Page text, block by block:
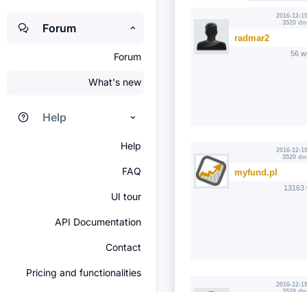
Forum
Forum
What's new
Help
Help
FAQ
UI tour
API Documentation
Contact
Pricing and functionalities
2016-12-
3520
radmar2
56
2016-12-
3520
myfund.pl
13163
2016-12-